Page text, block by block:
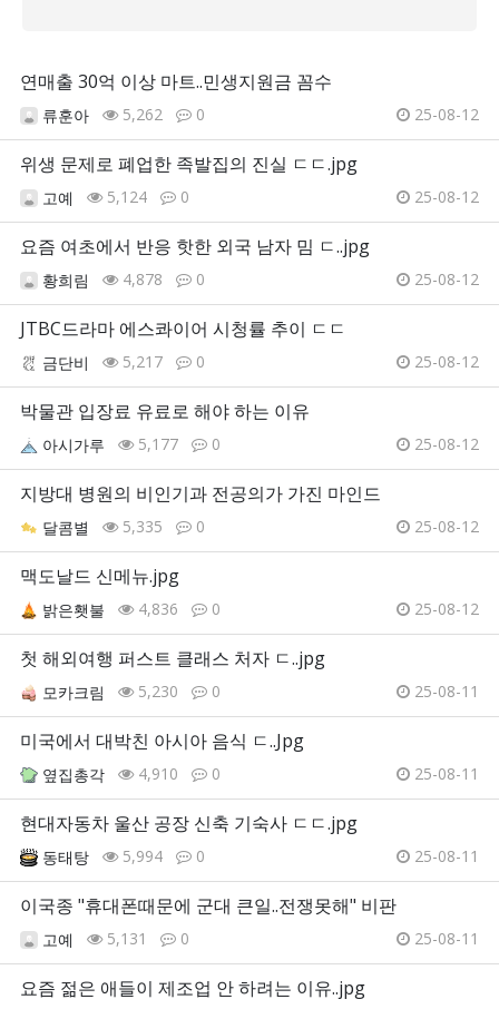
연매출 30억 이상 마트..민생지원금 꼼수
류훈아 5,262 0 25-08-12
위생 문제로 폐업한 족발집의 진실 ㄷㄷ.jpg
고예 5,124 0 25-08-12
요즘 여초에서 반응 핫한 외국 남자 밈 ㄷ..jpg
황희림 4,878 0 25-08-12
JTBC드라마 에스콰이어 시청률 추이 ㄷㄷ
금단비 5,217 0 25-08-12
박물관 입장료 유료로 해야 하는 이유
아시가루 5,177 0 25-08-12
지방대 병원의 비인기과 전공의가 가진 마인드
달콤별 5,335 0 25-08-12
맥도날드 신메뉴.jpg
밝은횃불 4,836 0 25-08-12
첫 해외여행 퍼스트 클래스 처자 ㄷ..jpg
모카크림 5,230 0 25-08-11
미국에서 대박친 아시아 음식 ㄷ..Jpg
옆집총각 4,910 0 25-08-11
현대자동차 울산 공장 신축 기숙사 ㄷㄷ.jpg
동태탕 5,994 0 25-08-11
이국종 "휴대폰때문에 군대 큰일..전쟁못해" 비판
고예 5,131 0 25-08-11
요즘 젊은 애들이 제조업 안 하려는 이유..jpg